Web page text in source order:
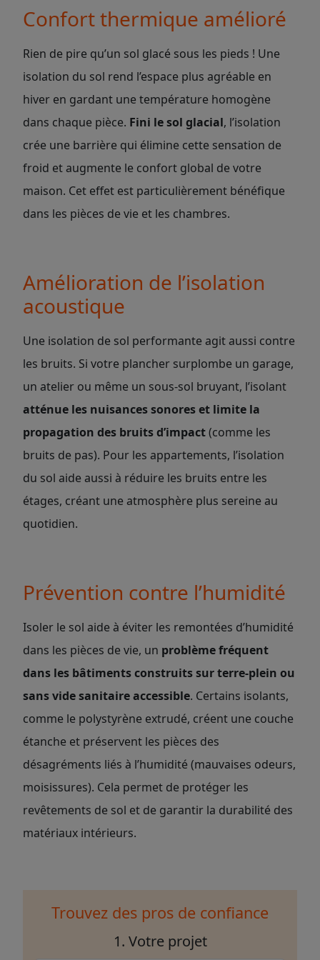
Confort thermique amélioré
Rien de pire qu’un sol glacé sous les pieds ! Une
isolation du sol rend l’espace plus agréable en
hiver en gardant une température homogène
dans chaque pièce. Fini le sol glacial, l’isolation
crée une barrière qui élimine cette sensation de
froid et augmente le confort global de votre
maison. Cet effet est particulièrement bénéfique
dans les pièces de vie et les chambres.
Amélioration de l’isolation
acoustique
Une isolation de sol performante agit aussi contre
les bruits. Si votre plancher surplombe un garage,
un atelier ou même un sous-sol bruyant, l’isolant
atténue les nuisances sonores et limite la
propagation des bruits d’impact(comme les
bruits de pas). Pour les appartements, l’isolation
du sol aide aussi à réduire les bruits entre les
étages, créant une atmosphère plus sereine au
quotidien.
Prévention contre l’humidité
Isoler le sol aide à éviter les remontées d’humidité
dans les pièces de vie, un problème fréquent
dans les bâtiments construits sur terre-plein ou
sans vide sanitaire accessible. Certains isolants,
comme le polystyrène extrudé, créent une couche
étanche et préservent les pièces des
désagréments liés à l’humidité (mauvaises odeurs,
moisissures). Cela permet de protéger les
revêtements de sol et de garantir la durabilité des
matériaux intérieurs.
Trouvez des pros de confiance
1. Votre projet